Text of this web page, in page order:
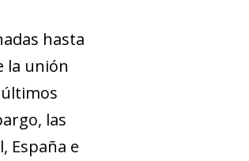
hasta
la unión
las
España e